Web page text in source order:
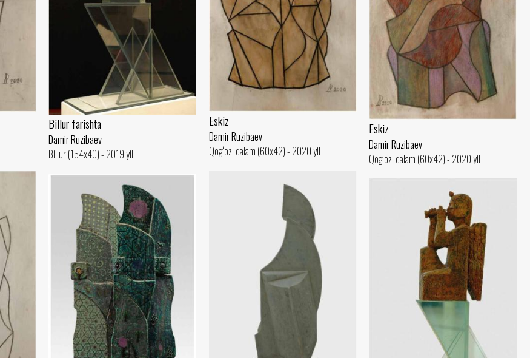
Billur farishta
Damir Ruzibaev
Billur (154x40) - 2019 yil
Eskiz
Damir Ruzibaev
Qog‘oz, qalam (60x42) - 2020 yil
Eskiz
Damir Ruzibaev
Qog‘oz, qalam (60x42) - 2020 yil